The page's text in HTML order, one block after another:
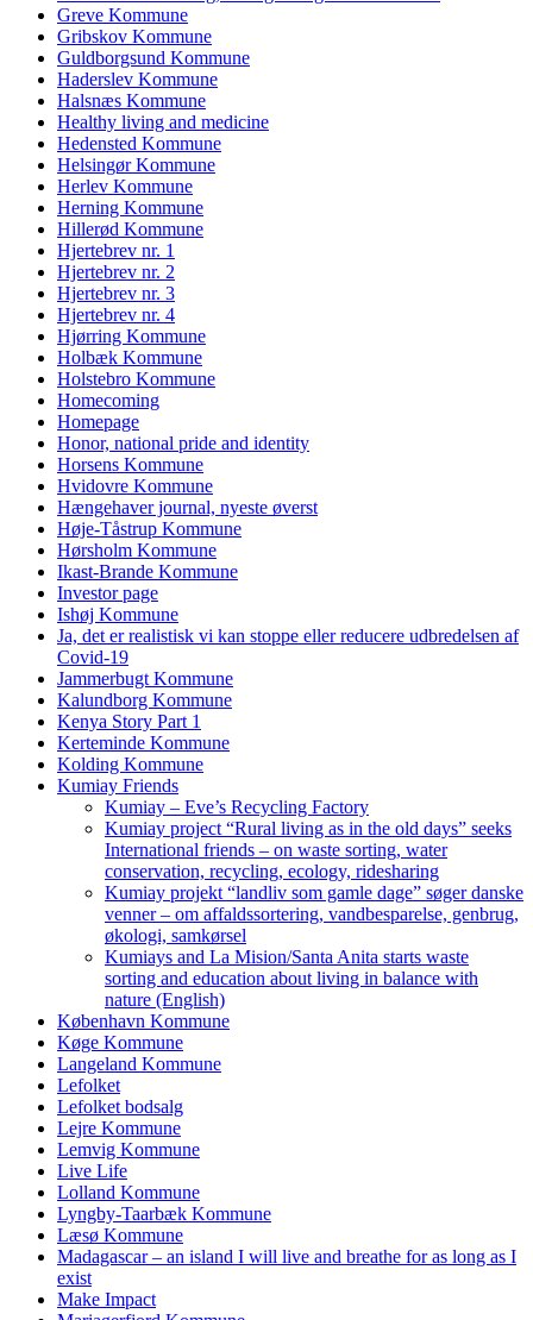
Greve Kommune
Gribskov Kommune
Guldborgsund Kommune
Haderslev Kommune
Halsnæs Kommune
Healthy living and medicine
Hedensted Kommune
Helsingør Kommune
Herlev Kommune
Herning Kommune
Hillerød Kommune
Hjertebrev nr. 1
Hjertebrev nr. 2
Hjertebrev nr. 3
Hjertebrev nr. 4
Hjørring Kommune
Holbæk Kommune
Holstebro Kommune
Homecoming
Homepage
Honor, national pride and identity
Horsens Kommune
Hvidovre Kommune
Hængehaver journal, nyeste øverst
Høje-Tåstrup Kommune
Hørsholm Kommune
Ikast-Brande Kommune
Investor page
Ishøj Kommune
Ja, det er realistisk vi kan stoppe eller reducere udbredelsen af
Covid-19
Jammerbugt Kommune
Kalundborg Kommune
Kenya Story Part 1
Kerteminde Kommune
Kolding Kommune
Kumiay Friends
Kumiay – Eve’s Recycling Factory
Kumiay project “Rural living as in the old days” seeks
International friends – on waste sorting, water
conservation, recycling, ecology, ridesharing
Kumiay projekt “landliv som gamle dage” søger danske
venner – om affaldssortering, vandbesparelse, genbrug,
økologi, samkørsel
Kumiays and La Mision/Santa Anita starts waste
sorting and education about living in balance with
nature (English)
København Kommune
Køge Kommune
Langeland Kommune
Lefolket
Lefolket bodsalg
Lejre Kommune
Lemvig Kommune
Live Life
Lolland Kommune
Lyngby-Taarbæk Kommune
Læsø Kommune
Madagascar – an island I will live and breathe for as long as I
exist
Make Impact